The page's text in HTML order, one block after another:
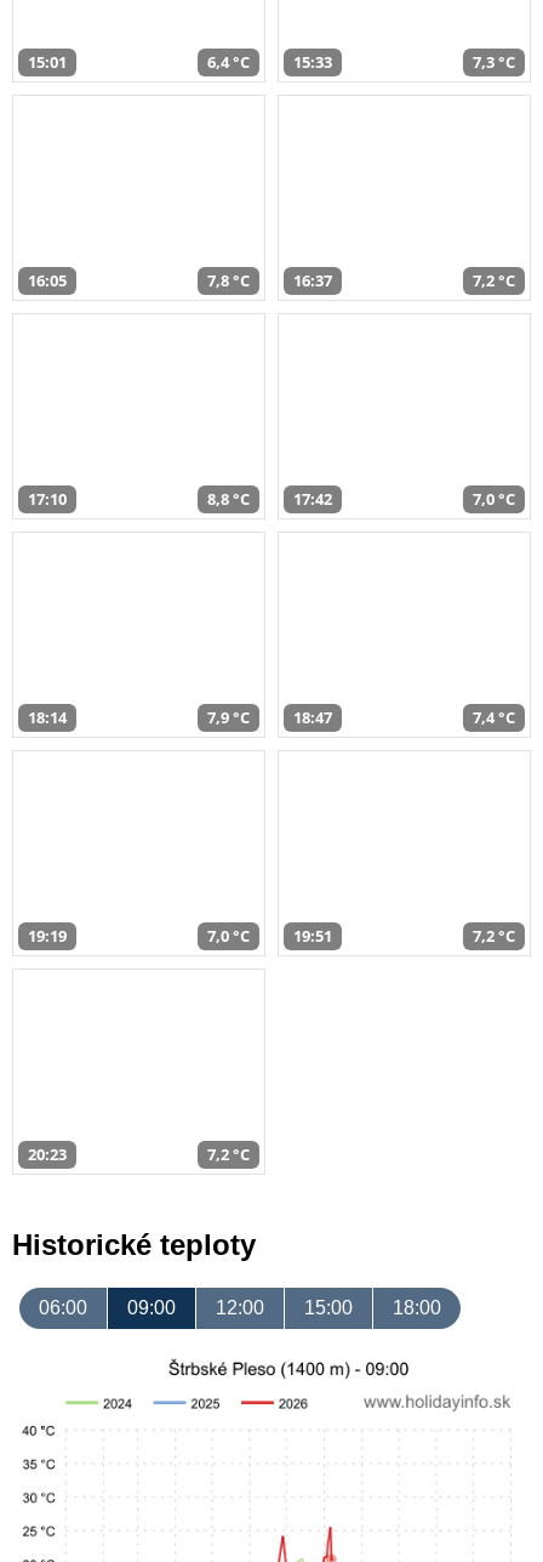
15:01 6,4 °C 15:33 7,3 °C
16:05 7,8 °C 16:37 7,2 °C
17:10 8,8 °C 17:42 7,0 °C
18:14 7,9 °C 18:47 7,4 °C
19:19 7,0 °C 19:51 7,2 °C
20:23 7,2 °C
Historické teploty
06:00 09:00 12:00 15:00 18:00